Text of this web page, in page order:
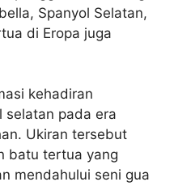
Spanyol Selatan,
di Eropa juga
kehadiran
selatan pada era
Ukiran tersebut
batu tertua yang
mendahului seni gua